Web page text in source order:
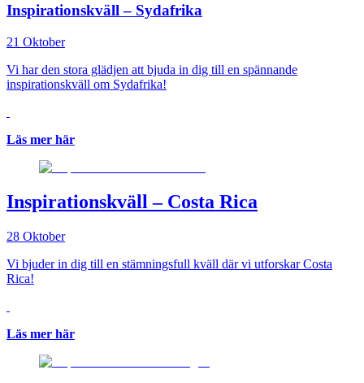
Inspirationskväll – Sydafrika
21 Oktober
Vi har den stora glädjen att bjuda in dig till en spännande
inspirationskväll om Sydafrika!
Läs mer här
Inspirationskväll – Costa Rica
28 Oktober
Vi bjuder in dig till en stämningsfull kväll där vi utforskar Costa
Rica!
Läs mer här